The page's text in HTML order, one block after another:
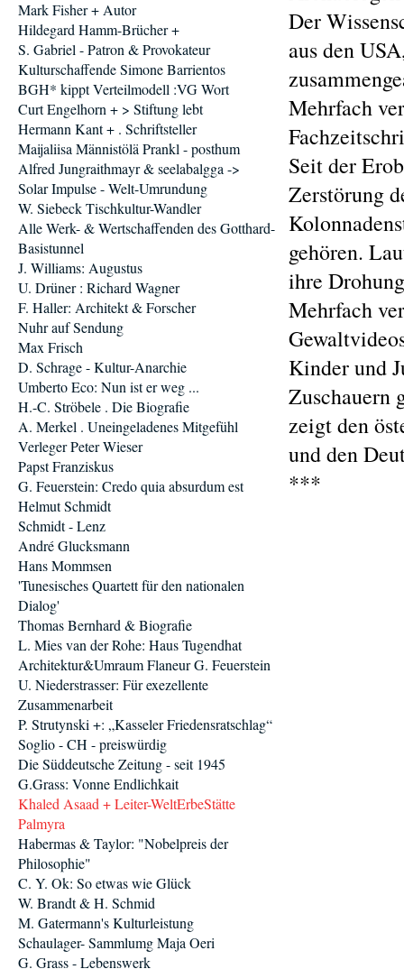
Der
aus den
Mehrfach
Seit der
Zerstörung
gehören.
ihre
Mehrfach
Kinder und
Zuschauern
zeigt den
und den
***
Mark Fisher + Autor
Hildegard Hamm-Brücher +
S. Gabriel - Patron & Provokateur
Kulturschaffende Simone Barrientos
BGH* kippt Verteilmodell :VG Wort
Curt Engelhorn + > Stiftung lebt
Hermann Kant + . Schriftsteller
Maijaliisa Männistölä Prankl - posthum
Alfred Jungraithmayr & seelabalgga ->
Solar Impulse - Welt-Umrundung
W. Siebeck Tischkultur-Wandler
Alle Werk- & Wertschaffenden des Gotthard-
Basistunnel
J. Williams: Augustus
U. Drüner : Richard Wagner
F. Haller: Architekt & Forscher
Nuhr auf Sendung
Max Frisch
D. Schrage - Kultur-Anarchie
Umberto Eco: Nun ist er weg ...
H.-C. Ströbele . Die Biografie
A. Merkel . Uneingeladenes Mitgefühl
Verleger Peter Wieser
Papst Franziskus
G. Feuerstein: Credo quia absurdum est
Helmut Schmidt
Schmidt - Lenz
André Glucksmann
Hans Mommsen
'Tunesisches Quartett für den nationalen
Dialog'
Thomas Bernhard & Biografie
L. Mies van der Rohe: Haus Tugendhat
Architektur&Umraum Flaneur G. Feuerstein
U. Niederstrasser: Für exezellente
Zusammenarbeit
P. Strutynski +: „Kasseler Friedensratschlag“
Soglio - CH - preiswürdig
Die Süddeutsche Zeitung - seit 1945
G.Grass: Vonne Endlichkait
Khaled Asaad + Leiter-WeltErbeStätte
Palmyra
Habermas & Taylor: "Nobelpreis der
Philosophie"
C. Y. Ok: So etwas wie Glück
W. Brandt & H. Schmid
M. Gatermann's Kulturleistung
Schaulager- Sammlumg Maja Oeri
G. Grass - Lebenswerk